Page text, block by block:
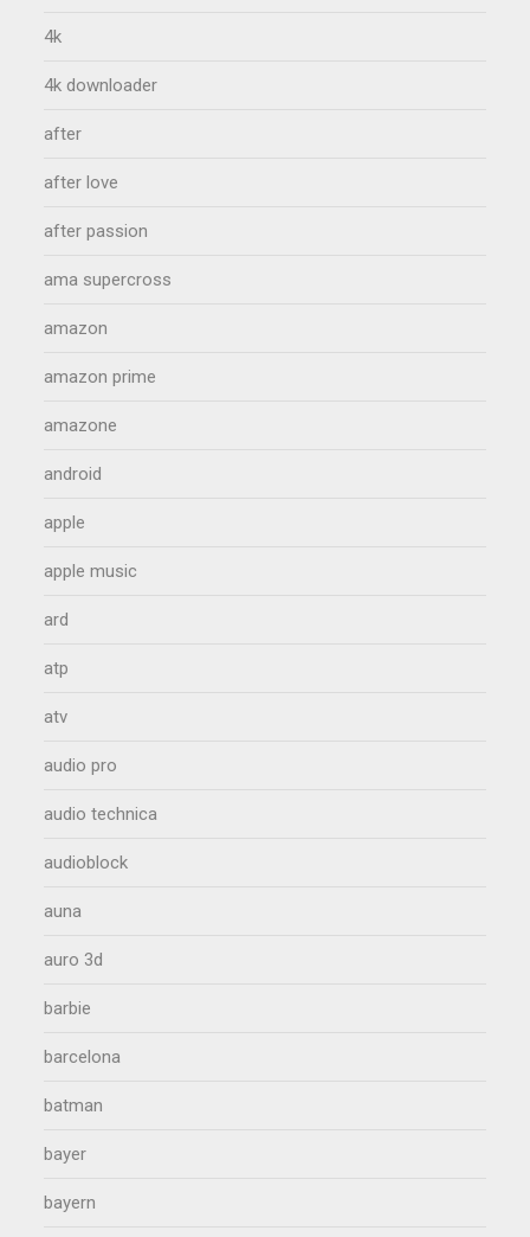
4k
4k downloader
after
after love
after passion
ama supercross
amazon
amazon prime
amazone
android
apple
apple music
ard
atp
atv
audio pro
audio technica
audioblock
auna
auro 3d
barbie
barcelona
batman
bayer
bayern